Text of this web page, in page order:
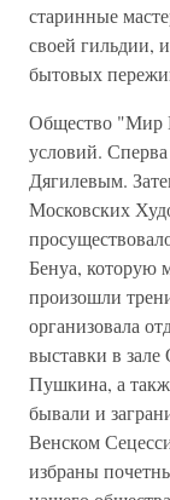
старинные
своей гильдии,
бытовых
Общество "Мир
условий.
Дягилевым.
Московских
Бенуа, которую
произошли
организовала
выставки в
Пушкина, а
бывали и
Венском
избраны